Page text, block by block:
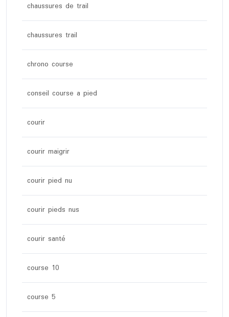
chaussures de trail
chaussures trail
chrono course
conseil course a pied
courir
courir maigrir
courir pied nu
courir pieds nus
courir santé
course 10
course 5